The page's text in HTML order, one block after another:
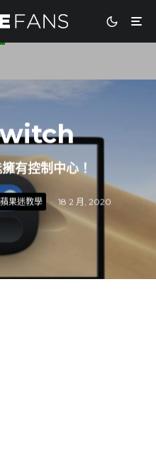
有控制中心！
蘋果迷教學 · 18 2 月, 2020